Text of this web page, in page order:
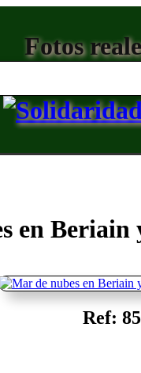
Fotos
en
Ref: